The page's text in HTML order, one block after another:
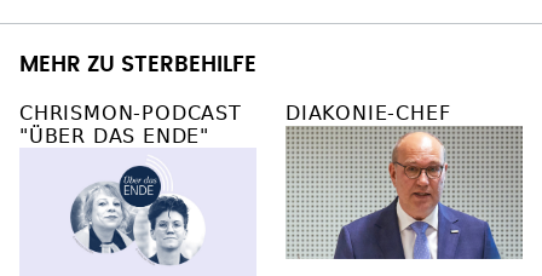
MEHR ZU STERBEHILFE
CHRISMON-PODCAST
"ÜBER DAS ENDE"
DIAKONIE-CHEF